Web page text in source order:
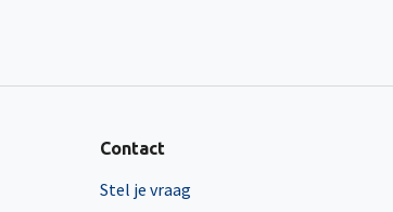
Contact
Stel je vraag